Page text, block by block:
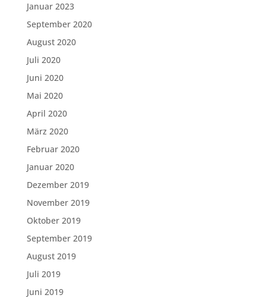
Januar 2023
September 2020
August 2020
Juli 2020
Juni 2020
Mai 2020
April 2020
März 2020
Februar 2020
Januar 2020
Dezember 2019
November 2019
Oktober 2019
September 2019
August 2019
Juli 2019
Juni 2019